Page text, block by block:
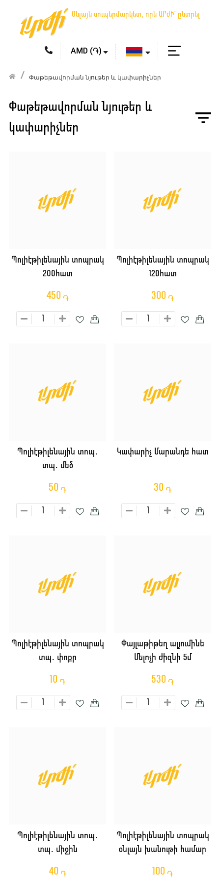
Օնլայն սուպերմարկետ, որն ԱՐԺԻ՛ ընտրել
Փաթեթավորման նյութեր և կափարիչներ
Փաթեթավորման նյութեր և
կափարիչներ
Պոլիէթիլենային տոպրակ
200հատ
450 ֏
Պոլիէթիլենային տոպրակ
120հատ
300 ֏
Պոլիէթիլենային տոպ․
տպ․ մեծ
50 ֏
Կափարիչ Մարանդե հատ
30 ֏
Պոլիէթիլենային տոպրակ
տպ․ փոքր
10 ֏
Փայլաթիթեղ ալյումինե
Մելոչի Ժիզնի 5մ
530 ֏
Պոլիէթիլենային տոպ․
տպ․ միջին
40 ֏
Պոլիէթիլենային տոպրակ
օնլայն խանութի համար
100 ֏